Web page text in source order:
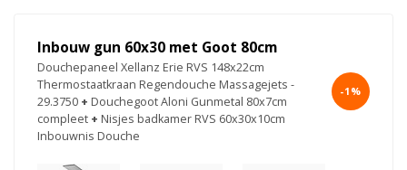
Inbouw gun 60x30 met Goot 80cm
Douchepaneel Xellanz Erie RVS 148x22cm
Thermostaatkraan Regendouche Massagejets -
29.3750 + Douchegoot Aloni Gunmetal 80x7cm
compleet + Nisjes badkamer RVS 60x30x10cm
Inbouwnis Douche
-1%